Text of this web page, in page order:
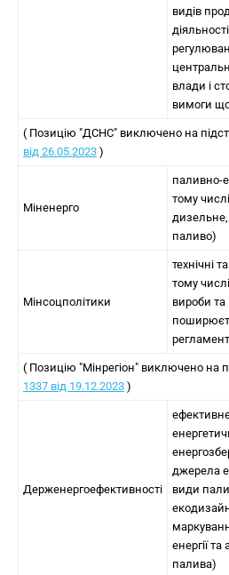
видів
влади і
вимоги
( Позицію "ДСНС" виключено на
від 26.05.2023 )
Міненерго
паливно-
тому
дизельне,
паливо)
Мінсоцполітики
технічні
тому
вироби та
( Позицію "Мінрегіон" виключено на
1337 від 19.12.2023 )
Держенергоефективності
джерела
види
енергії
палива)